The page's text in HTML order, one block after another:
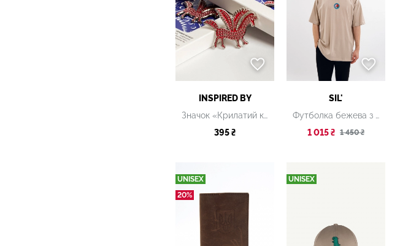
INSPIRED BY
Значок «Крилатий кінь»
395 ₴
SIL'
Футболка бежева з принтом
1 015 ₴ 1 450 ₴
UNISEX
20%
UNISEX